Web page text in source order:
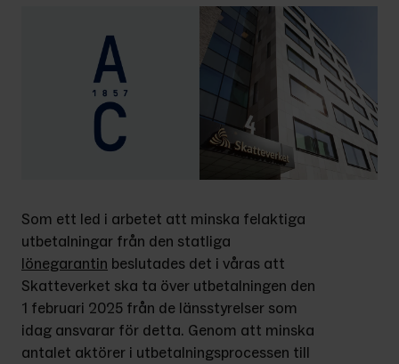
Som ett led i arbetet att minska felaktiga
lönegarantin beslutades det i våras att
Skatteverket ska ta över utbetalningen den
1 februari 2025 från de länsstyrelser som
idag ansvarar för detta. Genom att minska
antalet aktörer i utbetalningsprocessen till